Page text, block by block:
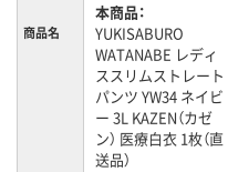
商品名
本商品：
YUKISABURO
WATANABE レディ
ススリムストレート
パンツ YW34 ネイビ
ー 3L KAZEN（カゼ
ン） 医療白衣 1枚（直
送品）